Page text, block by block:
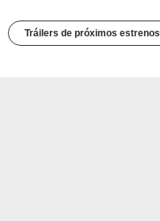
Tráilers de próximos estrenos